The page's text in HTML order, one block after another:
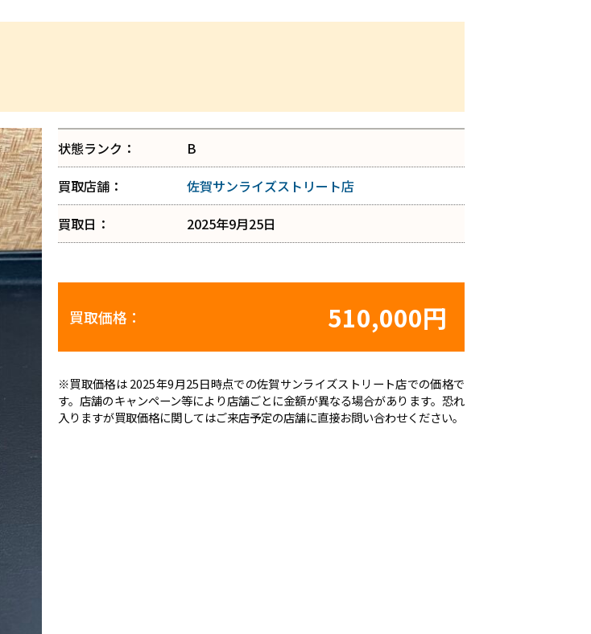
状態ランク：
B
買取店舗：
佐賀サンライズストリート店
買取日：
2025年9月25日
買取価格： 510,000円
※買取価格は 2025年9月25日時点での佐賀サンライズストリート店での価格で
す。店舗のキャンペーン等により店舗ごとに金額が異なる場合があります。恐れ
入りますが買取価格に関してはご来店予定の店舗に直接お問い合わせください。